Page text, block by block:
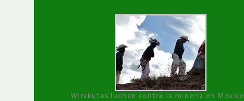
Wirakutas luchan contra la minería en México